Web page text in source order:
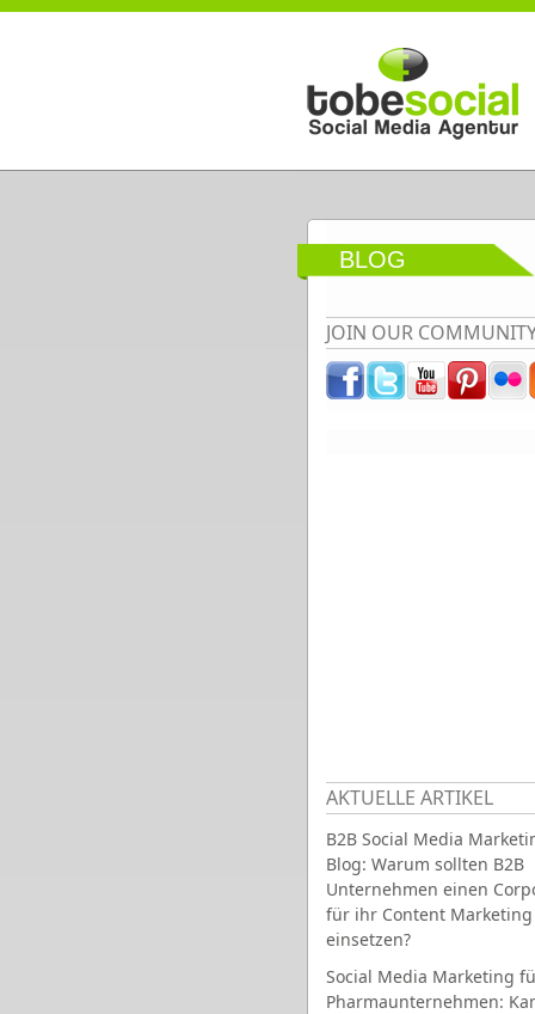
Direkt zum Inhalt
BLOG
JOIN OUR
AKTUELLE ARTIKEL
B2B Social Media
Blog: Warum sollten B2B
Unternehmen einen
für ihr Content Marketing
einsetzen?
Social Media Marketing
Pharmaunternehmen: